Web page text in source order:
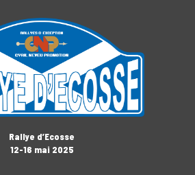
Rallye d’Ecosse
12-16 mai 2025